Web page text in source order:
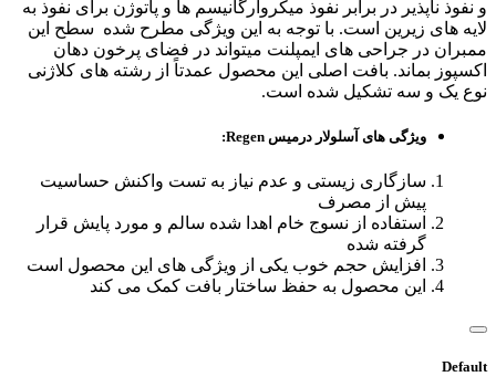
و نفوذ ناپذیر در برابر نفوذ میکروارگانیسم ها و پاتوژن برای نفوذ به
لایه های زیرین است. با توجه به این ویژگی مطرح شده سطح این
ممبران در جراحی های ایمپلنت میتواند در فضای پرخون دهان
اکسپوز بماند. بافت اصلی این محصول عمدتاً از رشته های کلاژنی
نوع یک و سه تشکیل شده است.
ویژگی های آسلولار درمیس Regen:
سازگاری زیستی و عدم نیاز به تست واکنش حساسیت
پیش از مصرف
استفاده از نسوج خام اهدا شده سالم و مورد پایش قرار
گرفته شده
افزایش حجم خوب یکی از ویژگی های این محصول است
این محصول به حفظ ساختار بافت کمک می کند
Default